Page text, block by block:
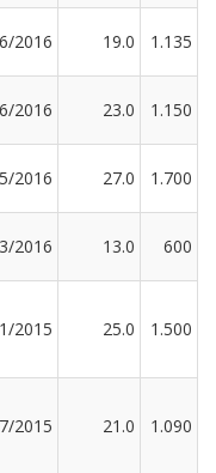
2016 19.0 1.135
2016 23.0 1.150
2016 27.0 1.700
2016 13.0 600
2015 25.0 1.500
2015 21.0 1.090